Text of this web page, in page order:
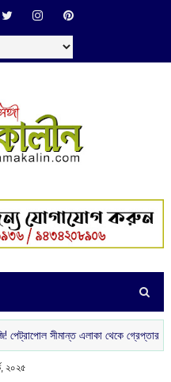
সীমান্ত এলাকা থেকে গ্রেপ্তার দুই
২০২৫